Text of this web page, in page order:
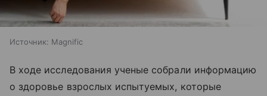
Источник: Magnific
В ходе исследования ученые собрали информацию
о здоровье взрослых испытуемых, которые